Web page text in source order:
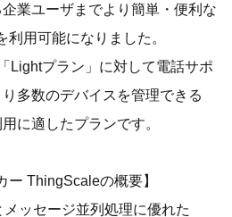
業ユーザまでより簡単・便利な
用可能になりました。
Lightプラン」に対して電話サポ
多数のデバイスを管理できる
に適したプランです。
ー ThingScaleの概要】
ッセージ並列処理に優れた